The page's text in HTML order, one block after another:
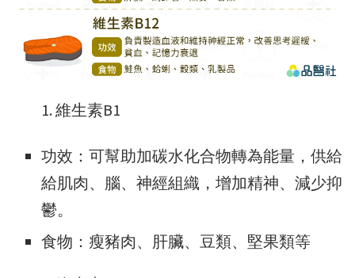
維生素B1
功效：可幫助加碳水化合物轉為能量，供給
給肌肉、腦、神經組織，增加精神、減少抑
鬱。
食物：瘦豬肉、肝臟、豆類、堅果類等